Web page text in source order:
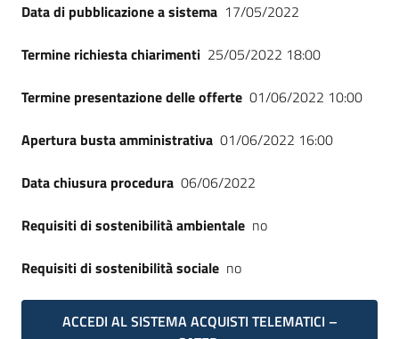
Data di pubblicazione a sistema 17/05/2022
Termine richiesta chiarimenti 25/05/2022 18:00
Termine presentazione delle offerte 01/06/2022 10:00
Apertura busta amministrativa 01/06/2022 16:00
Data chiusura procedura 06/06/2022
Requisiti di sostenibilità ambientale no
Requisiti di sostenibilità sociale no
ACCEDI AL SISTEMA ACQUISTI TELEMATICI –